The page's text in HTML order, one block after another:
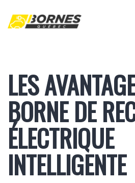
LES
BORNE DE
ÉLECTRIQUE
INTELLIGENTE